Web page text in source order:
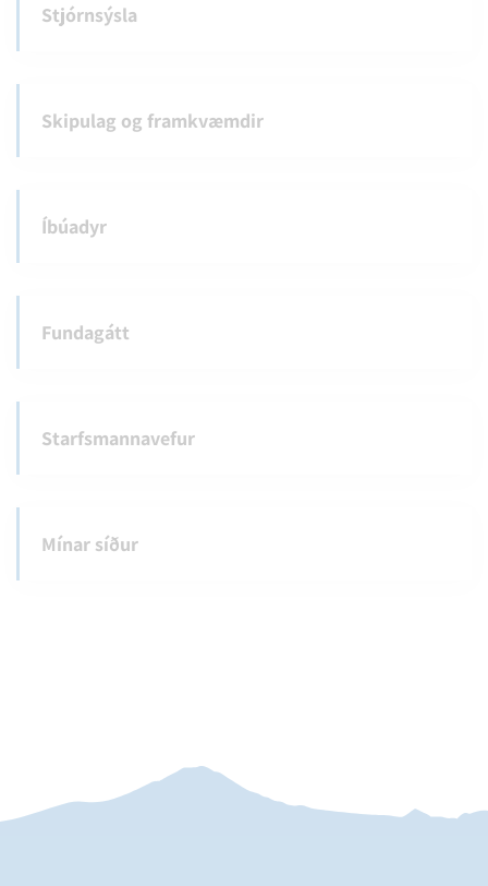
Stjórnsýsla
Skipulag og framkvæmdir
Íbúadyr
Fundagátt
Starfsmannavefur
Mínar síður